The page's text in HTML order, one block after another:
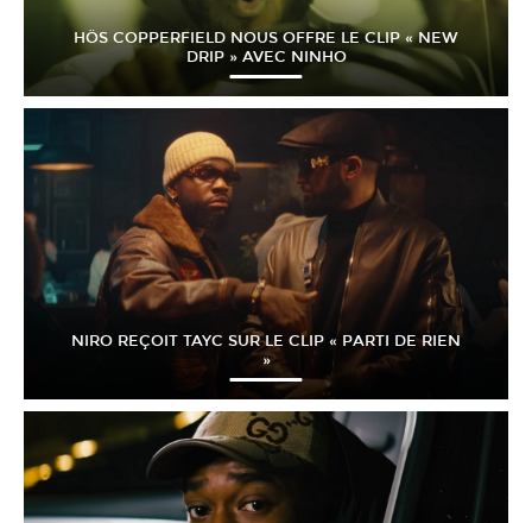
HÖS COPPERFIELD NOUS OFFRE LE CLIP « NEW
DRIP » AVEC NINHO
NIRO REÇOIT TAYC SUR LE CLIP « PARTI DE RIEN
»